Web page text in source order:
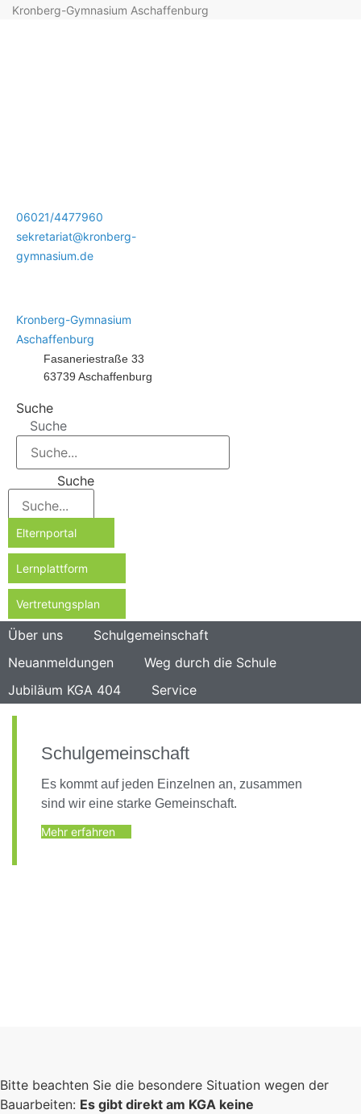
Kronberg-Gymnasium Aschaffenburg
06021/4477960
sekretariat@kronberg-
gymnasium.de
Kronberg-Gymnasium
Aschaffenburg
Fasaneriestraße 33
63739 Aschaffenburg
Suche
Suche
Suche
Elternportal
Lernplattform
Vertretungsplan
Über uns
Schulgemeinschaft
Neuanmeldungen
Weg durch die Schule
Jubiläum KGA 404
Service
Schulgemeinschaft
Es kommt auf jeden Einzelnen an, zusammen
sind wir eine starke Gemeinschaft.
Mehr erfahren
Bitte beachten Sie die besondere Situation wegen der
Bauarbeiten: Es gibt direkt am KGA keine